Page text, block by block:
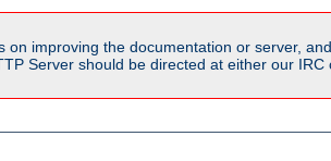
improving the documentation or server,
Server should be directed at either our